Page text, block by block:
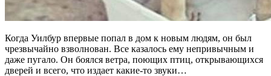
Когда Уилбур впервые попал в дом к новым людям, он был
чрезвычайно взволнован. Все казалось ему непривычным и
даже пугало. Он боялся ветра, поющих птиц, открывающихся
дверей и всего, что издает какие-то звуки…